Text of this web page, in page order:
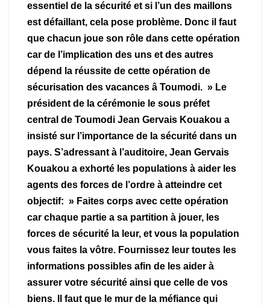
essentiel de la sécurité et si l’un des maillons
est défaillant, cela pose problème. Donc il faut
que chacun joue son rôle dans cette opération
car de l’implication des uns et des autres
dépend la réussite de cette opération de
sécurisation des vacances â Toumodi. » Le
président de la cérémonie le sous préfet
central de Toumodi Jean Gervais Kouakou a
insisté sur l’importance de la sécurité dans un
pays. S’adressant à l’auditoire, Jean Gervais
Kouakou a exhorté les populations à aider les
agents des forces de l’ordre à atteindre cet
objectif: » Faites corps avec cette opération
car chaque partie a sa partition à jouer, les
forces de sécurité la leur, et vous la population
vous faites la vôtre. Fournissez leur toutes les
informations possibles afin de les aider à
assurer votre sécurité ainsi que celle de vos
biens. Il faut que le mur de la méfiance qui